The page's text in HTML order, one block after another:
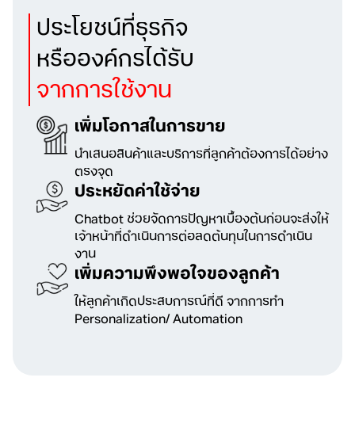
ประโยชน์ที่ธุรกิจ
หรือองค์กรได้รับ
จากการใช้งาน
เพิ่มโอกาสในการขาย
นำเสนอสินค้าและบริการที่ลูกค้าต้องการได้อย่าง
ตรงจุด
ประหยัดค่าใช้จ่าย
Chatbot ช่วยจัดการปัญหาเบื้องต้นก่อนจะส่งให้
เจ้าหน้าที่ดำเนินการต่อลดต้นทุนในการดำเนิน
งาน
เพิ่มความพึงพอใจของลูกค้า
ให้ลูกค้าเกิดประสบการณ์ที่ดีจากการทำ
Personalization/ Automation